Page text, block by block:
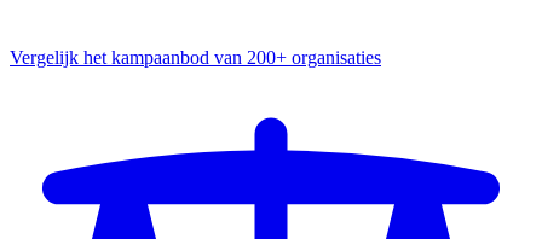
Vergelijk het kampaanbod van 200+ organisaties